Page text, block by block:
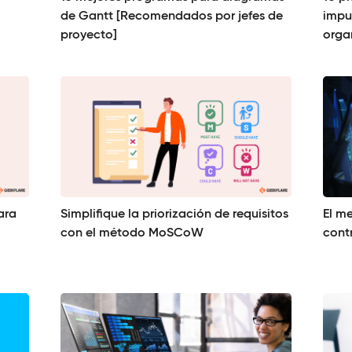
de Gantt [Recomendados por jefes de
proyecto]
Simplifique la priorización de requisitos
con el método MoSCoW
El